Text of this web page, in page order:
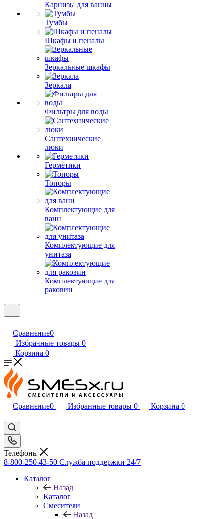
Карнизы для ванны
Тумбы
Шкафы и пеналы
Зеркальные шкафы
Зеркала
Фильтры для воды
Сантехнические
люки
Герметики
Топоры
Комплектующие для
ванн
Комплектующие для
унитаза
Комплектующие для
раковин
Сравнение0
Избранные товары 0
Корзина 0
Сравнение0 Избранные товары 0 Корзина 0
Телефоны
8-800-250-43-50 Служба поддержки 24/7
Каталог
Назад
Каталог
Смесители
Назад